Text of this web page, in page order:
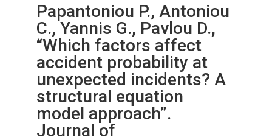
Papantoniou P., Antoniou
C., Yannis G., Pavlou D.,
“Which factors affect
accident probability at
unexpected incidents? A
structural equation
model approach”.
Journal of